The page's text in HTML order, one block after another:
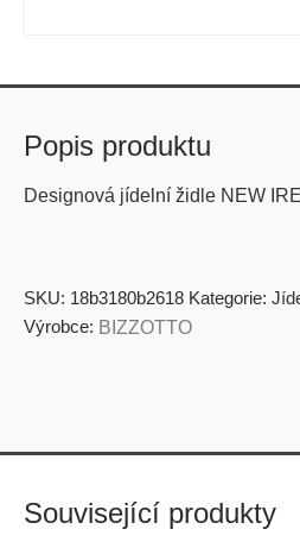
Popis produktu
Designová jídelní židle NEW
SKU: 18b3180b2618 Kategorie:
Výrobce: BIZZOTTO
Související produkty